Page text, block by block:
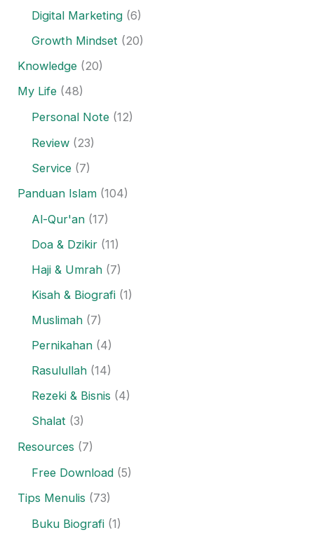
Digital Marketing (6)
Growth Mindset (20)
Knowledge (20)
My Life (48)
Personal Note (12)
Review (23)
Service (7)
Panduan Islam (104)
Al-Qur'an (17)
Doa & Dzikir (11)
Haji & Umrah (7)
Kisah & Biografi (1)
Muslimah (7)
Pernikahan (4)
Rasulullah (14)
Rezeki & Bisnis (4)
Shalat (3)
Resources (7)
Free Download (5)
Tips Menulis (73)
Buku Biografi (1)